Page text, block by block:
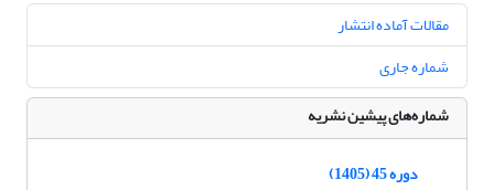
مقالات آماده انتشار
شماره جاری
شماره‌های پیشین نشریه
دوره 45 (1405)